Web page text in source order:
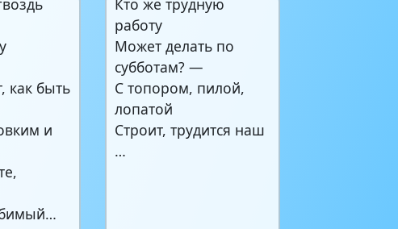
как быть
и
работу
Может делать по
субботам? —
С топором, пилой,
лопатой
Строит, трудится наш
…